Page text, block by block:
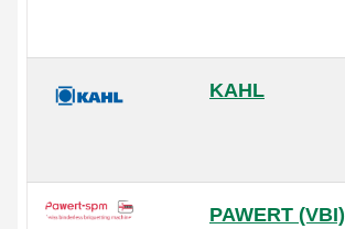
KAHL
PAWERT (VBI)